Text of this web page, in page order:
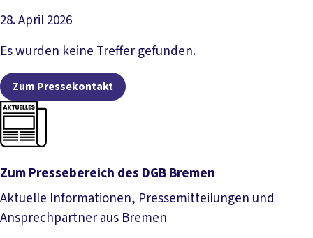
28. April 2026
Artikel lesen
Es wurden keine Treffer gefunden.
Zum Pressekontakt
Zum Pressebereich des DGB Bremen
Aktuelle Informationen, Pressemitteilungen und
Ansprechpartner aus Bremen